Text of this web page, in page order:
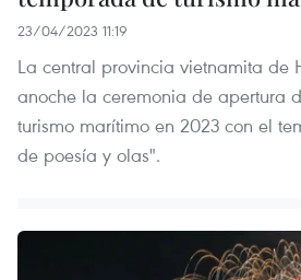
23/04/2023 11:19
La central provincia vietnamita de
anoche la ceremonia de apertura
turismo marítimo en 2023 con el
de poesía y olas".